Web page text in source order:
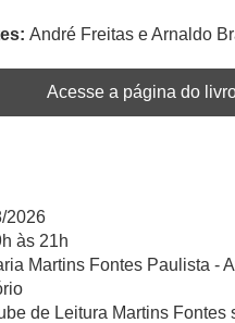
André Freitas e Arnaldo
Acesse a página do
2026
às 21h
Martins Fontes Paulista -
de Leitura Martins Fontes